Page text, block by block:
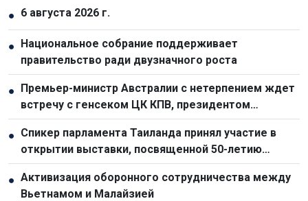
● 6 августа 2026 г.
● Национальное собрание поддерживает
правительство ради двузначного роста
● Премьер-министр Австралии с нетерпением ждет
встречу с генсеком ЦК КПВ, президентом
Вьетнама То Ламом
● Спикер парламента Таиланда принял участие в
открытии выставки, посвященной 50-летию
отношений с Вьетнамом
● Активизация оборонного сотрудничества между
Вьетнамом и Малайзией